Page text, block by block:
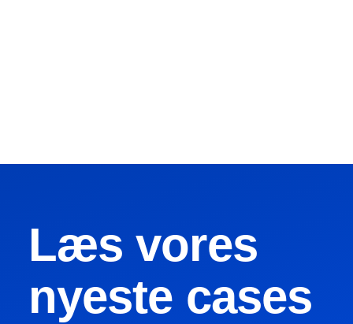
Læs vores
nyeste cases